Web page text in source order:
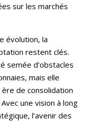
sur les marchés
évolution, la
restent clés.
semée d’obstacles
mais elle
de consolidation
une vision à long
l’avenir des